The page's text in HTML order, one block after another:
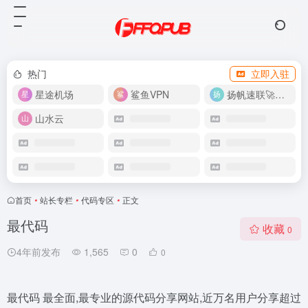
热门
立即入驻
星途机场
鲨鱼VPN
扬帆速联🚀很快
山水云
首页 • 站长专栏 • 代码专区 • 正文
最代码
4年前发布 1,565 0 0
收藏 0
最代码 最全面,最专业的源代码分享网站,近万名用户分享超过